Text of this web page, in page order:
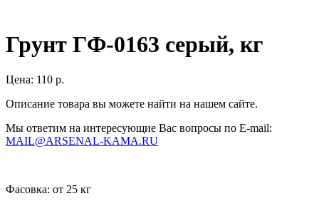
Грунт ГФ-0163 серый, кг
Цена: 110 р.
Описание товара вы можете найти на нашем сайте.
Мы ответим на интересующие Вас вопросы по E-mail:
MAIL@ARSENAL-KAMA.RU
Фасовка: от 25 кг